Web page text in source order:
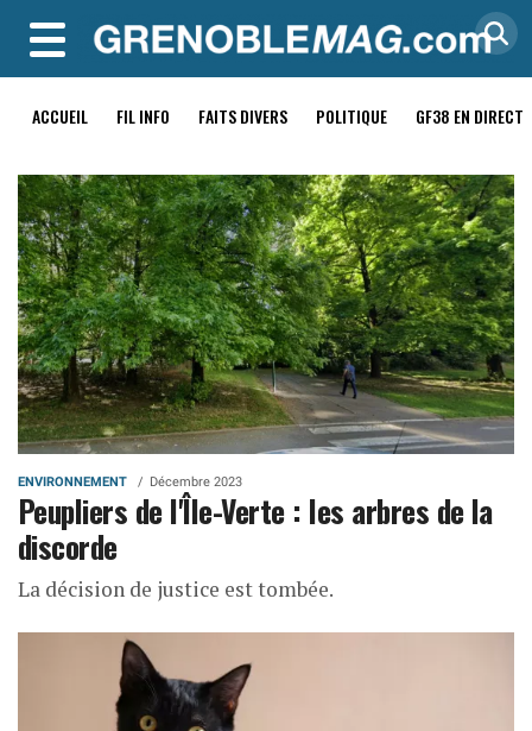
MENU
ACCUEIL FIL INFO FAITS DIVERS POLITIQUE GF38 EN DIRECT
ENVIRONNEMENT Décembre 2023
Peupliers de l'Île-Verte : les arbres de la
discorde
La décision de justice est tombée.